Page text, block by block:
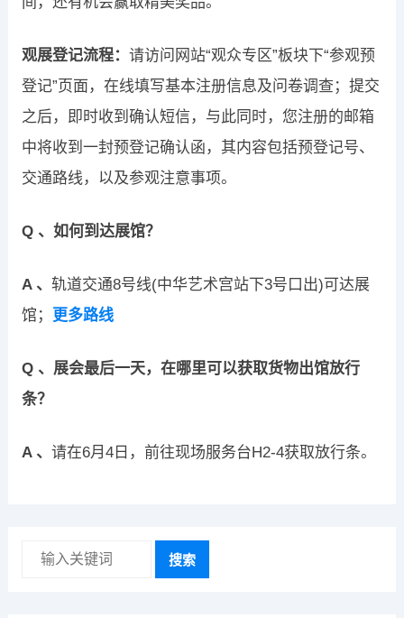
观展登记流程： 请访问网站“观众专区”板块下“参观预
登记”页面，在线填写基本注册信息及问卷调查；提交
之后，即时收到确认短信，与此同时，您注册的邮箱
中将收到一封预登记确认函，其内容包括预登记号、
交通路线，以及参观注意事项。
Q 、如何到达展馆？
A 、 轨道交通8号线(中华艺术宫站下3号口出)可达展
馆； 更多路线
Q 、展会最后一天，在哪里可以获取货物出馆放行
条？
A 、 请在6月4日，前往现场服务台H2-4获取放行条。
搜索